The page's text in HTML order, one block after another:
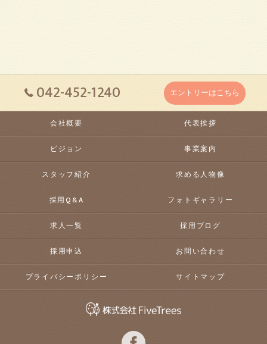
042-452-1240 エントリーはこちら
会社概要 代表挨拶
ビジョン 事業案内
スタッフ紹介 求める人物像
採用Q&A フォトギャラリー
求人一覧 採用ブログ
採用申込 お問い合わせ
プライバシーポリシー サイトマップ